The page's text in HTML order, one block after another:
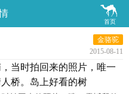

首页
金骆驼
2015-08-11
当时拍回来的照片，唯一
桥。岛上好看的树